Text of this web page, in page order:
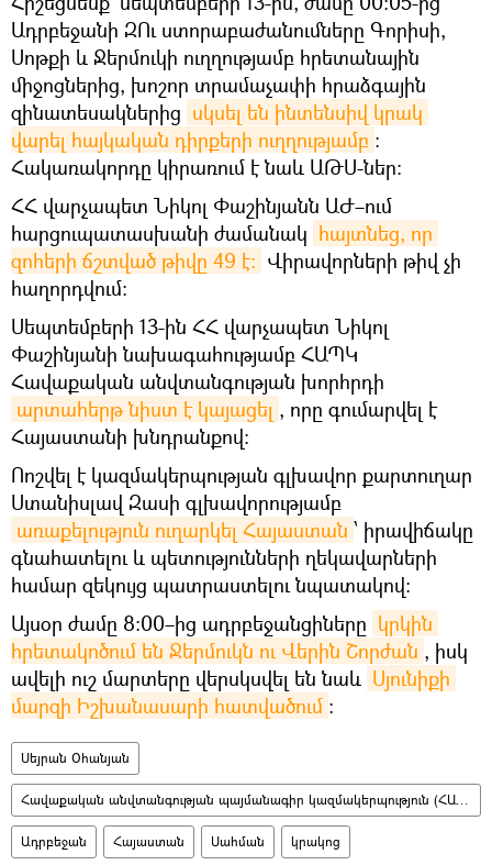
Ադրբեջանի ԶՈւ ստորաբաժանումները Գորիսի,
Սոթքի և Ջերմուկի ուղղությամբ հրետանային
միջոցներից, խոշոր տրամաչափի հրաձգային
զինատեսակներից սկսել են ինտենսիվ կրակ
վարել հայկական դիրքերի ուղղությամբ :
Հակառակորդը կիրառում է նաև ԱԹՍ-ներ:
ՀՀ վարչապետ Նիկոլ Փաշինյանն ԱԺ–ում
հարցուպատասխանի ժամանակ հայտնեց, որ
զոհերի ճշտված թիվը 49 է։ Վիրավորների թիվ չի
հաղորդվում։
Սեպտեմբերի 13-ին ՀՀ վարչապետ Նիկոլ
Փաշինյանի նախագահությամբ ՀԱՊԿ
Հավաքական անվտանգության խորհրդի
արտահերթ նիստ է կայացել , որը գումարվել է
Հայաստանի խնդրանքով։
Ոոշվել է կազմակերպության գլխավոր քարտուղար
Ստանիսլավ Զասի գլխավորությամբ
առաքելություն ուղարկել Հայաստան ՝ իրավիճակը
գնահատելու և պետությունների ղեկավարների
համար զեկույց պատրաստելու նպատակով:
Այսօր ժամը 8։00–ից ադրբեջանցիները կրկին
հրետակոծում են Ջերմուկն ու Վերին Շորժան , իսկ
ավելի ուշ մարտերը վերսկսվել են նաև Սյունիքի
մարզի Իշխանասարի հատվածում ։
Սեյրան Օհանյան
Հավաքական անվտանգության պայմանագիր կազմակերպություն (ՀԱՊԿ)
Ադրբեջան Հայաստան Սահման կրակոց